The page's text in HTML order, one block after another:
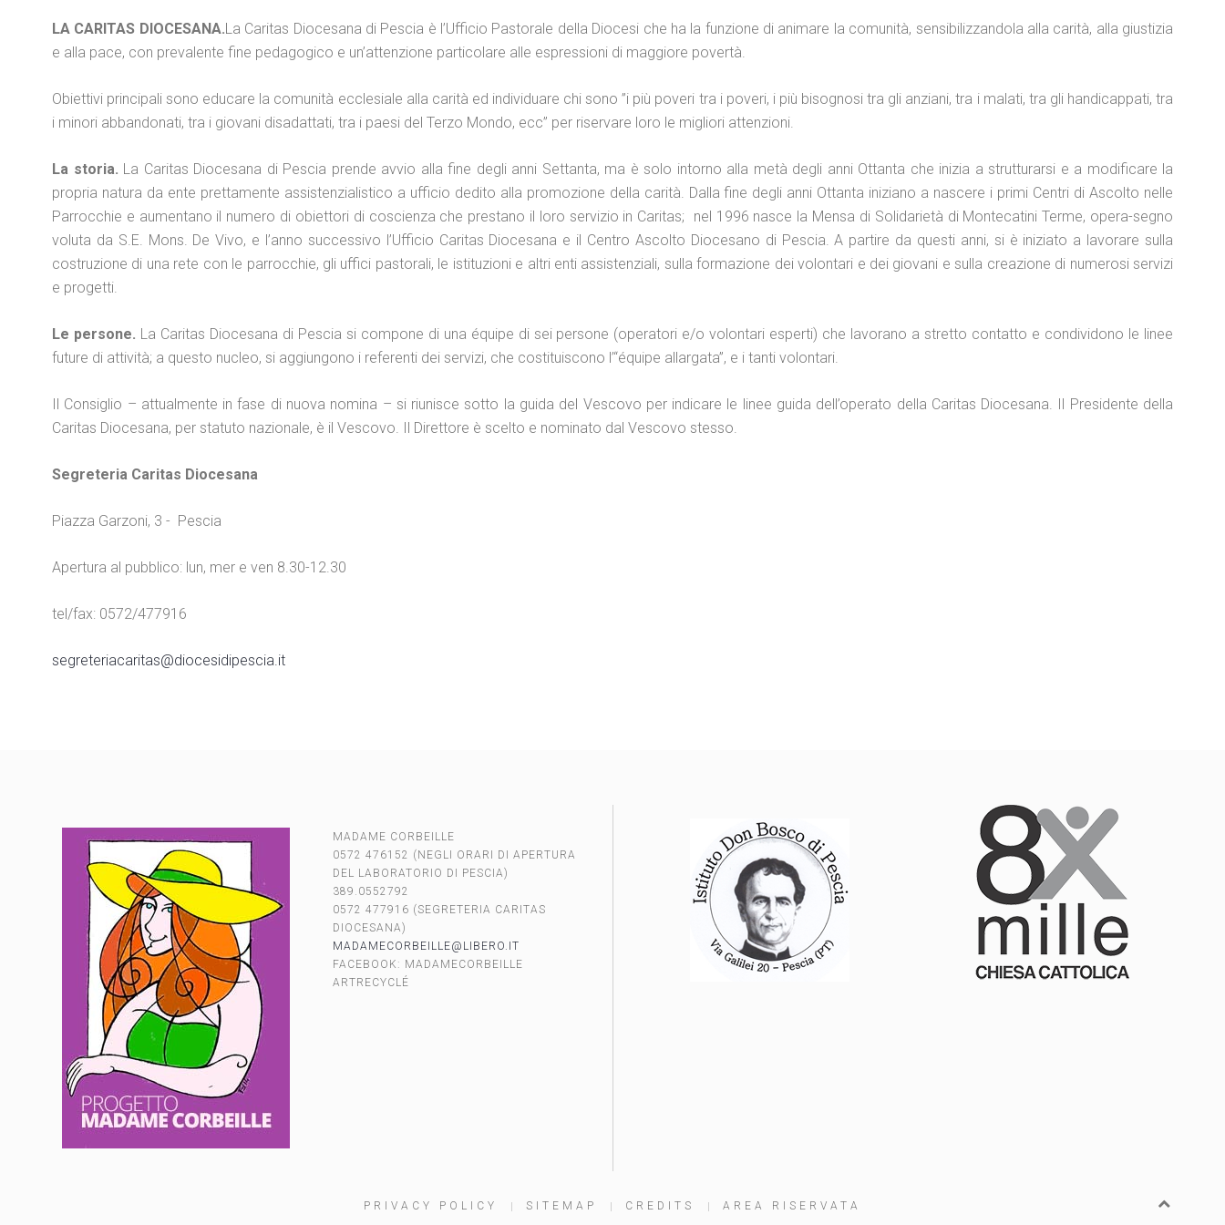
LA CARITAS DIOCESANA.La Caritas Diocesana di Pescia è l’Ufficio Pastorale della Diocesi che ha la funzione di animare la comunità, sensibilizzandola alla carità, alla giustizia
e alla pace, con prevalente fine pedagogico e un’attenzione particolare alle espressioni di maggiore povertà.
Obiettivi principali sono educare la comunità ecclesiale alla carità ed individuare chi sono ”i più poveri tra i poveri, i più bisognosi tra gli anziani, tra i malati, tra gli handicappati, tra
i minori abbandonati, tra i giovani disadattati, tra i paesi del Terzo Mondo, ecc” per riservare loro le migliori attenzioni.
La storia. La Caritas Diocesana di Pescia prende avvio alla fine degli anni Settanta, ma è solo intorno alla metà degli anni Ottanta che inizia a strutturarsi e a modificare la
propria natura da ente prettamente assistenzialistico a ufficio dedito alla promozione della carità. Dalla fine degli anni Ottanta iniziano a nascere i primi Centri di Ascolto nelle
Parrocchie e aumentano il numero di obiettori di coscienza che prestano il loro servizio in Caritas; nel 1996 nasce la Mensa di Solidarietà di Montecatini Terme, opera-segno
voluta da S.E. Mons. De Vivo, e l’anno successivo l’Ufficio Caritas Diocesana e il Centro Ascolto Diocesano di Pescia. A partire da questi anni, si è iniziato a lavorare sulla
costruzione di una rete con le parrocchie, gli uffici pastorali, le istituzioni e altri enti assistenziali, sulla formazione dei volontari e dei giovani e sulla creazione di numerosi servizi
e progetti.
Le persone. La Caritas Diocesana di Pescia si compone di una équipe di sei persone (operatori e/o volontari esperti) che lavorano a stretto contatto e condividono le linee
future di attività; a questo nucleo, si aggiungono i referenti dei servizi, che costituiscono l’“équipe allargata”, e i tanti volontari.
Il Consiglio – attualmente in fase di nuova nomina – si riunisce sotto la guida del Vescovo per indicare le linee guida dell’operato della Caritas Diocesana. Il Presidente della
Caritas Diocesana, per statuto nazionale, è il Vescovo. Il Direttore è scelto e nominato dal Vescovo stesso.
Segreteria Caritas Diocesana
Piazza Garzoni, 3 - Pescia
Apertura al pubblico: lun, mer e ven 8.30-12.30
tel/fax: 0572/477916
segreteriacaritas@diocesidipescia.it
MADAME CORBEILLE
0572 476152 (NEGLI ORARI DI APERTURA
DEL LABORATORIO DI PESCIA)
389.0552792
0572 477916 (SEGRETERIA CARITAS
DIOCESANA)
MADAMECORBEILLE@LIBERO.IT
FACEBOOK: MADAMECORBEILLE
ARTRECYCLÉ
PRIVACY POLICY SITEMAP CREDITS AREA RISERVATA